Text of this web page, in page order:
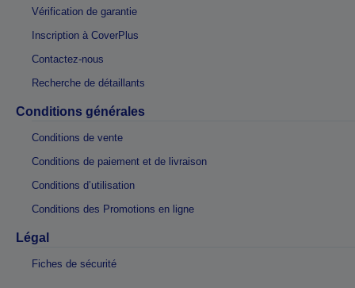
Vérification de garantie
Inscription à CoverPlus
Contactez-nous
Recherche de détaillants
Conditions générales
Conditions de vente
Conditions de paiement et de livraison
Conditions d’utilisation
Conditions des Promotions en ligne
Légal
Fiches de sécurité